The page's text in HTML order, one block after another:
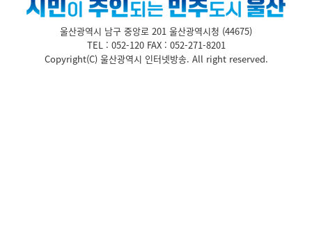
울산광역시 남구 중앙로 201 울산광역시청 (44675)
TEL : 052-120 FAX : 052-271-8201
Copyright(C) 울산광역시 인터넷방송. All right reserved.